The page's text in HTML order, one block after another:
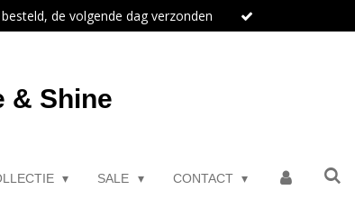
de volgende dag verzonden
& Shine
SALE CONTACT